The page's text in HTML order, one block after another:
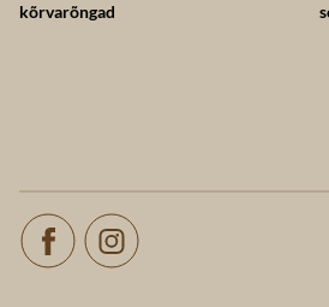
kõrvarõngad